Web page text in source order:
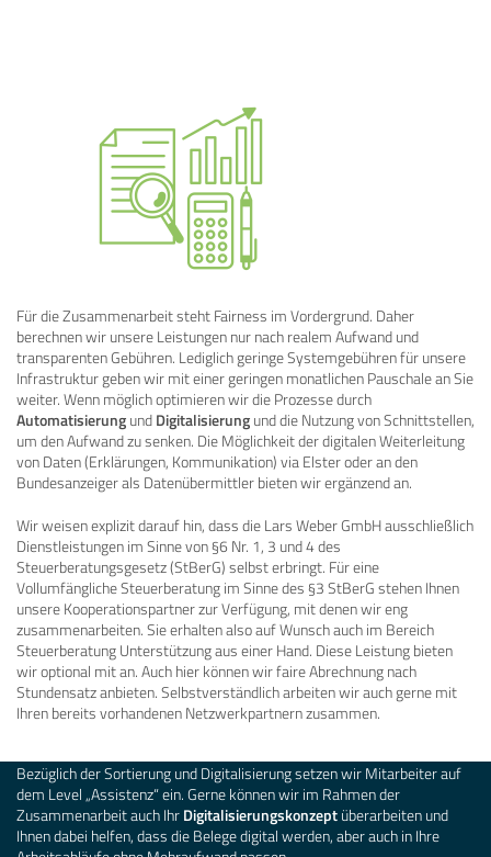
Für die Zusammenarbeit steht Fairness im Vordergrund. Daher
berechnen wir unsere Leistungen nur nach realem Aufwand und
transparenten Gebühren. Lediglich geringe Systemgebühren für unsere
Infrastruktur geben wir mit einer geringen monatlichen Pauschale an Sie
weiter. Wenn möglich optimieren wir die Prozesse durch
AutomatisierungundDigitalisierungund die Nutzung von Schnittstellen,
um den Aufwand zu senken. Die Möglichkeit der digitalen Weiterleitung
von Daten (Erklärungen, Kommunikation) via Elster oder an den
Bundesanzeiger als Datenübermittler bieten wir ergänzend an.
Wir weisen explizit darauf hin, dass die Lars Weber GmbH ausschließlich
Dienstleistungen im Sinne von §6 Nr. 1, 3 und 4 des
Steuerberatungsgesetz (StBerG) selbst erbringt. Für eine
Vollumfängliche Steuerberatung im Sinne des §3 StBerG stehen Ihnen
unsere Kooperationspartner zur Verfügung, mit denen wir eng
zusammenarbeiten. Sie erhalten also auf Wunsch auch im Bereich
Steuerberatung Unterstützung aus einer Hand. Diese Leistung bieten
wir optional mit an. Auch hier können wir faire Abrechnung nach
Stundensatz anbieten. Selbstverständlich arbeiten wir auch gerne mit
Ihren bereits vorhandenen Netzwerkpartnern zusammen.
Bezüglich der Sortierung und Digitalisierung setzen wir Mitarbeiter auf
dem Level „Assistenz“ ein. Gerne können wir im Rahmen der
Zusammenarbeit auch IhrDigitalisierungskonzeptüberarbeiten und
Ihnen dabei helfen, dass die Belege digital werden, aber auch in Ihre